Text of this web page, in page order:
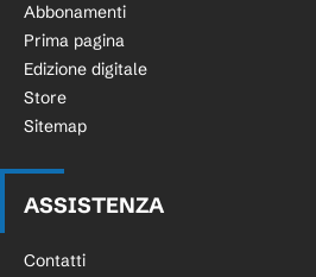
Abbonamenti
Prima pagina
Edizione digitale
Store
Sitemap
ASSISTENZA
Contatti